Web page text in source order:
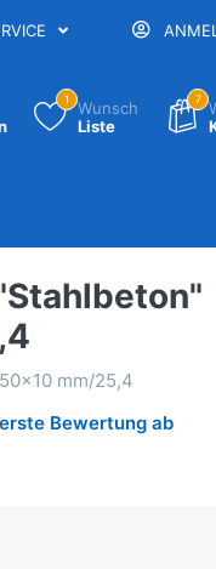
1
Wunsch
Liste
7
mm/25,4
Bewertung ab